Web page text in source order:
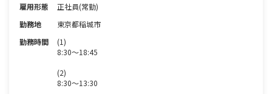
雇用形態
正社員(常勤)
勤務地
東京都稲城市
勤務時間
(1)
8:30～18:45
(2)
8:30～13:30